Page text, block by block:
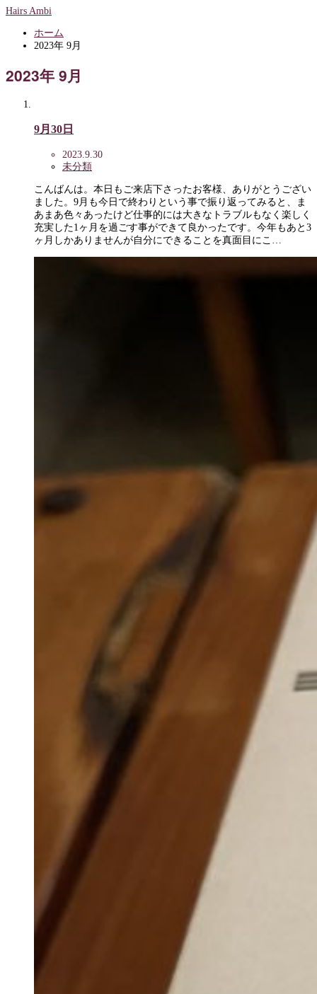
Hairs Ambi
ホーム
2023年 9月
2023年 9月
9月30日
2023.9.30
未分類
こんばんは。本日もご来店下さったお客様、ありがとうござい
ました。9月も今日で終わりという事で振り返ってみると、ま
あまあ色々あったけど仕事的には大きなトラブルもなく楽しく
充実した1ヶ月を過ごす事ができて良かったです。今年もあと3
ヶ月しかありませんが自分にできることを真面目にこ…